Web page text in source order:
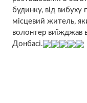
будинку, від вибуху
місцевий житель,
волонтер виїжджав
Донбасі.